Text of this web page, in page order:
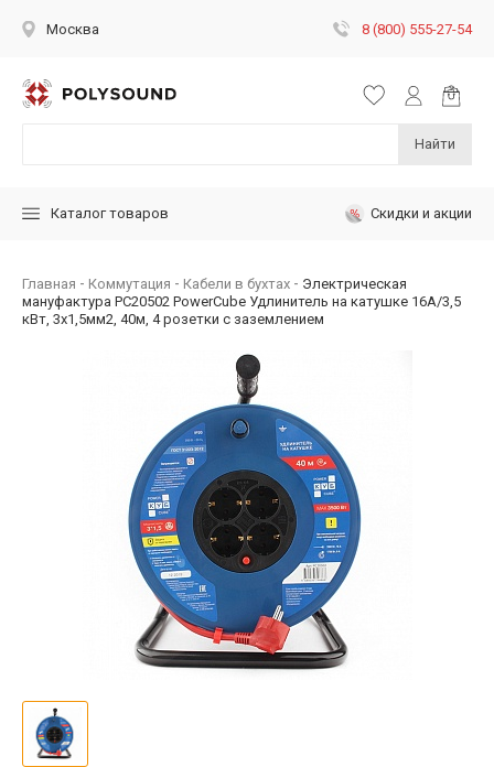
Москва 8 (800) 555-27-54
Найти
Каталог товаров Скидки и акции
Главная Коммутация Кабели в бухтах
Электрическая
мануфактура PC20502 PowerCube Удлинитель на катушке 16А/3,5
кВт, 3х1,5мм2, 40м, 4 розетки с заземлением